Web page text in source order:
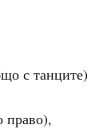
с танците)
право),